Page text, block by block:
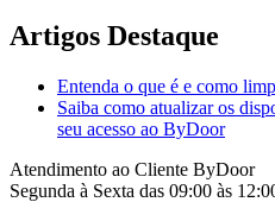
Artigos Destaque
Entenda o que é e como
Saiba como atualizar os
seu acesso ao ByDoor
Atendimento ao Cliente ByDoor
Segunda à Sexta das 09:00 às